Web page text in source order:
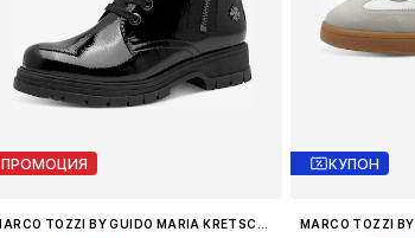
ПРОМОЦИЯ КУПОН